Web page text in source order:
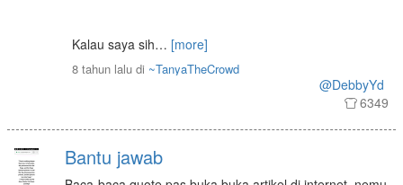
Kalau saya sih… [more]
8 tahun laludi ~TanyaTheCrowd
@DebbyYd
6349
Bantu jawab